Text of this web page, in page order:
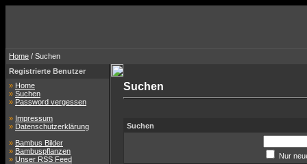
Home / Suchen
Registrierte Benutzer
» Home
» Suchen
» Password vergessen
» Impressum
» Datenschutzerklärung
» Bambus Bilder
» Bambuspflanzen
» Unser RSS Feed
Suchen
Suchen
Nur